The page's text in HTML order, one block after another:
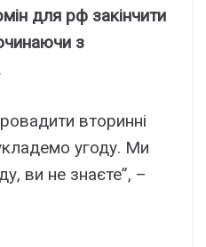
для рф закінчити
з
вторинні
угоду. Ми
ви не знаєте”, –